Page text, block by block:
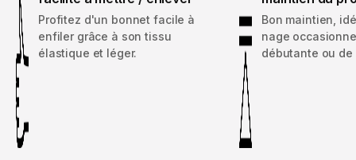
Profitez d'un bonnet facile à
enfiler grâce à son tissu
élastique et léger.
Bon maintien,
nage
débutante ou de